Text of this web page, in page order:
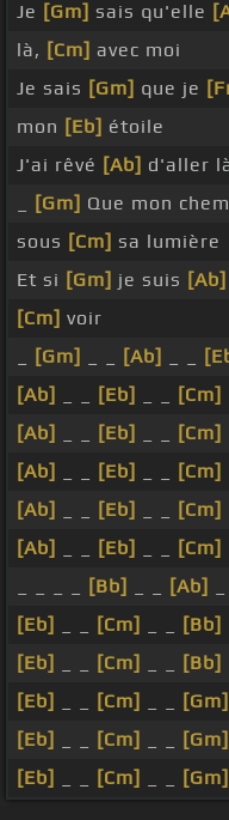
Je [Gm] sais qu'elle
là, [Cm] avec moi
Je sais [Gm] que je
mon [Eb] étoile
J'ai rêvé [Ab] d'aller
[Gm] Que mon
sous [Cm] sa lumière
Et si [Gm] je suis [Ab]
[Cm] voir
[Gm] [Ab]
[Ab]
[Eb] [Cm]
[Ab]
[Eb] [Cm]
[Ab]
[Eb] [Cm]
[Ab]
[Eb] [Cm]
[Ab]
[Eb] [Cm]
[Bb] [Ab]
[Eb]
[Cm] [Bb]
[Eb]
[Cm] [Bb]
[Eb]
[Cm] [Gm]
[Eb]
[Cm] [Gm]
[Eb]
[Cm] [Gm]